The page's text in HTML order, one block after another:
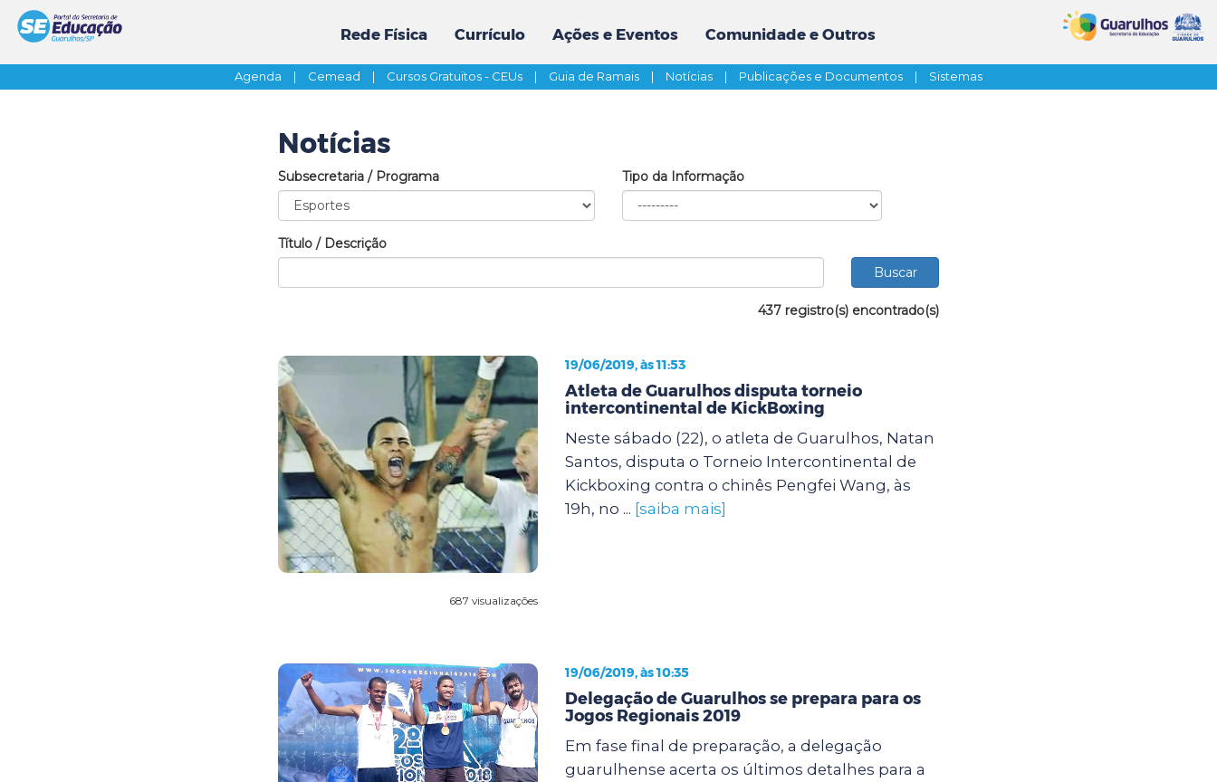
Rede Física Currículo Ações e Eventos Comunidade e Outros
Agenda | Cemead | Cursos Gratuitos - CEUs | Guia de Ramais | Notícias | Publicações e Documentos | Sistemas
Notícias
Subsecretaria / Programa Tipo da Informação
Título / Descrição
437 registro(s) encontrado(s)
687 visualizações
19/06/2019, às 11:53
Atleta de Guarulhos disputa torneio
intercontinental de KickBoxing
Neste sábado (22), o atleta de Guarulhos, Natan
Santos, disputa o Torneio Intercontinental de
Kickboxing contra o chinês Pengfei Wang, às
19h, no ... [saiba mais]
19/06/2019, às 10:35
Delegação de Guarulhos se prepara para os
Jogos Regionais 2019
Em fase final de preparação, a delegação
guarulhense acerta os últimos detalhes para a